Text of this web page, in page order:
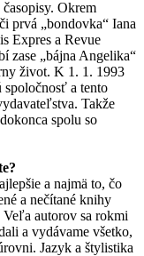
Okrem
prvá „bondovka“ Iana
Expres a Revue
zase „bájna Angelika“
život. K 1. 1. 1993
a tento
Takže
spolu so
a najmä to, čo
a nečítané knihy
Veľa autorov sa rokmi
a vydávame všetko,
Jazyk a štylistika